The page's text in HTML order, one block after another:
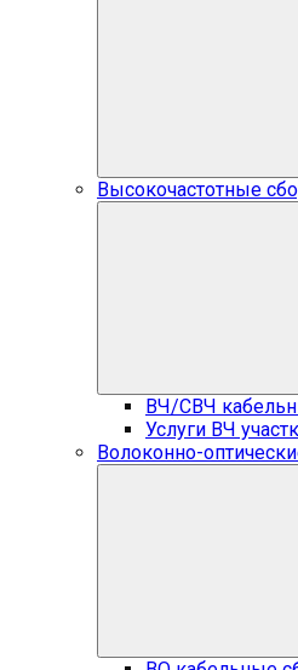
Высокочастотные
ВЧ/СВЧ
Услуги ВЧ
Волоконно-